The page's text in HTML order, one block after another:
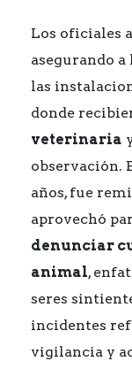
Los oficiales
asegurando
las
donde
veterinaria
observación.
años, fue
aprovechó
denunciar
animal,
seres
incidentes
vigilancia y